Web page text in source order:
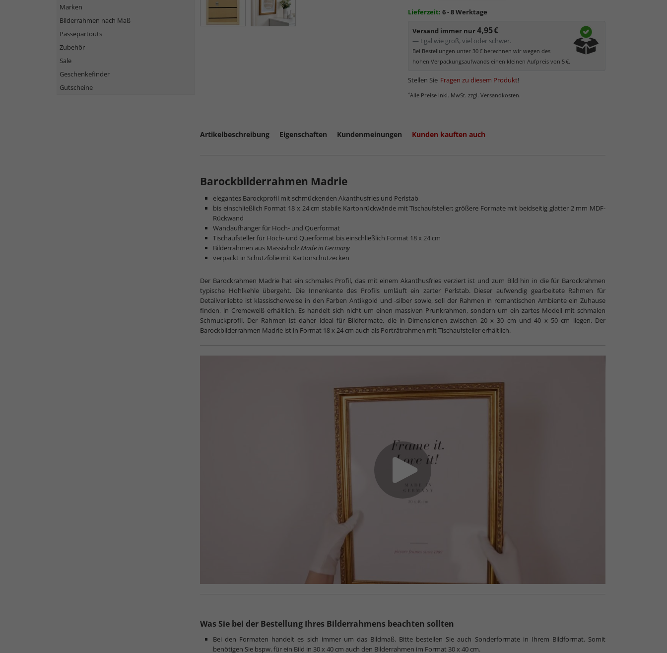
Schutz des Bildes.
Normalglas hat eine leichte Grünfärbung
, wodurch es im
Bereich der Weißtöne zu einem dezenten Grünschimmer
kommt. Für Bilder mit hellen Farben empfehlen wir Kunst- oder
Museumsglas.
mehr zum Normalglas
Lieferzeit: 6 - 8 Werktage
Versand immer nur4,95 €
— Egal wie groß, viel oder schwer.
Bei Bestellungen unter 30 € berechnen wir wegen des
hohen Verpackungsaufwands einen kleinen Aufpreis von 5 €.
Stellen Sie Fragen zu diesem Produkt!
*Alle Preise inkl. MwSt. zzgl. Versandkosten.
Artikelbeschreibung Eigenschaften Kundenmeinungen Kunden kauften auch
Barockbilderrahmen Madrie
elegantes Barockprofil mit schmückenden Akanthusfries und Perlstab
bis einschließlich Format 18 x 24 cm stabile Kartonrückwände mit Tischaufsteller; größere Formate mit beidseitig glatter 2 mm MDF-
Rückwand
Wandaufhänger für Hoch- und Querformat
Tischaufsteller für Hoch- und Querformat bis einschließlich Format 18 x 24 cm
Bilderrahmen aus MassivholzMade in Germany
verpackt in Schutzfolie mit Kartonschutzecken
Der Barockrahmen Madrie hat ein schmales Profil, das mit einem Akanthusfries verziert ist und zum Bild hin in die für Barockrahmen
typische Hohlkehle übergeht. Die Innenkante des Profils umläuft ein zarter Perlstab. Dieser aufwendig gearbeitete Rahmen für
Detailverliebte ist klassischerweise in den Farben Antikgold und -silber sowie, soll der Rahmen in romantischen Ambiente ein Zuhause
finden, in Cremeweiß erhältlich. Es handelt sich nicht um einen massiven Prunkrahmen, sondern um ein zartes Modell mit schmalen
Schmuckprofil. Der Rahmen ist daher ideal für Bildformate, die in Dimensionen zwischen 20 x 30 cm und 40 x 50 cm liegen. Der
Barockbilderrahmen Madrie ist in Format 18 x 24 cm auch als Porträtrahmen mit Tischaufsteller erhältlich.
Was Sie bei der Bestellung Ihres Bilderrahmens beachten sollten
Bei den Formaten handelt es sich immer um das Bildmaß. Bitte bestellen Sie auch Sonderformate in Ihrem Bildformat. Somit
benötigen Sie bspw. für ein Bild in 30 x 40 cm auch den Bilderrahmen im Format 30 x 40 cm.
Marken
Bilderrahmen nach Maß
Passepartouts
Zubehör
Sale
Geschenkefinder
Gutscheine